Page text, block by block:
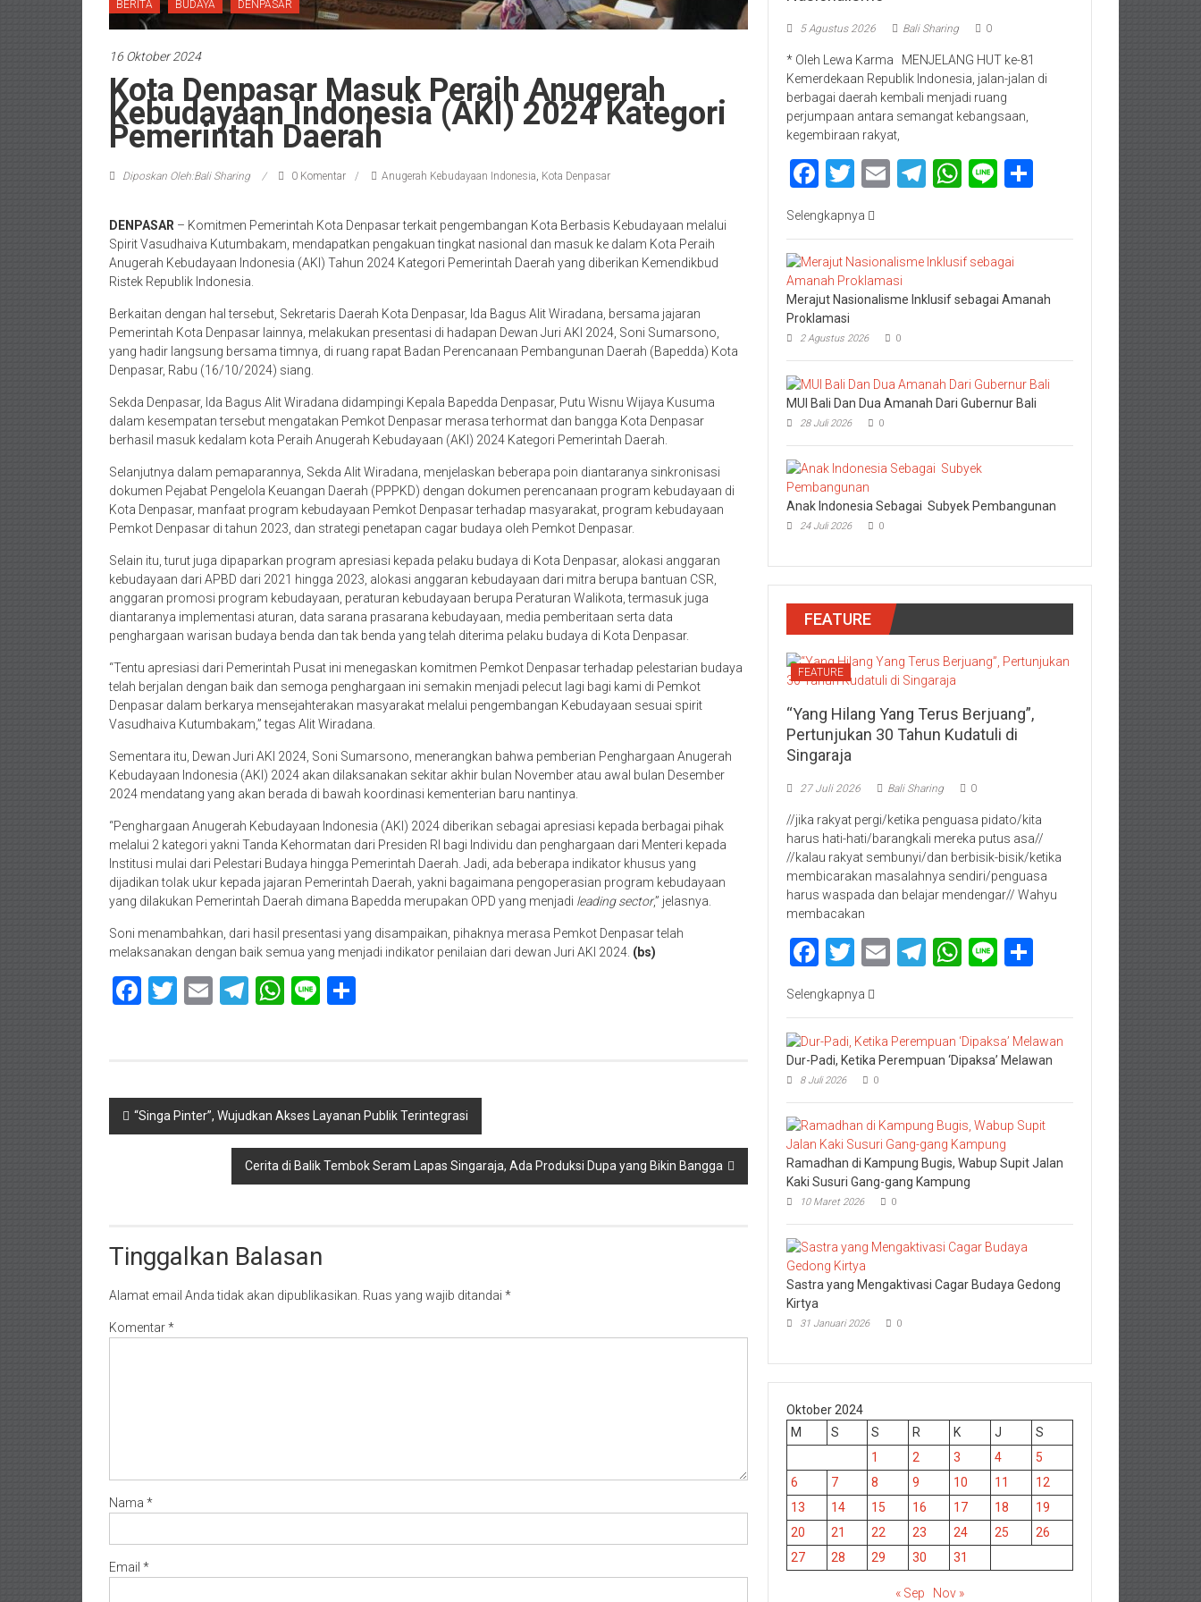
BERITA BUDAYA DENPASAR
16 Oktober 2024
Kota Denpasar Masuk Peraih Anugerah
Kebudayaan Indonesia (AKI) 2024 Kategori
Pemerintah Daerah
Diposkan Oleh:Bali Sharing 0 Komentar Anugerah Kebudayaan Indonesia, Kota Denpasar
DENPASAR – Komitmen Pemerintah Kota Denpasar terkait pengembangan Kota Berbasis Kebudayaan melalui
Spirit Vasudhaiva Kutumbakam, mendapatkan pengakuan tingkat nasional dan masuk ke dalam Kota Peraih
Anugerah Kebudayaan Indonesia (AKI) Tahun 2024 Kategori Pemerintah Daerah yang diberikan Kemendikbud
Ristek Republik Indonesia.
Berkaitan dengan hal tersebut, Sekretaris Daerah Kota Denpasar, Ida Bagus Alit Wiradana, bersama jajaran
Pemerintah Kota Denpasar lainnya, melakukan presentasi di hadapan Dewan Juri AKI 2024, Soni Sumarsono,
yang hadir langsung bersama timnya, di ruang rapat Badan Perencanaan Pembangunan Daerah (Bapedda) Kota
Denpasar, Rabu (16/10/2024) siang.
Sekda Denpasar, Ida Bagus Alit Wiradana didampingi Kepala Bapedda Denpasar, Putu Wisnu Wijaya Kusuma
dalam kesempatan tersebut mengatakan Pemkot Denpasar merasa terhormat dan bangga Kota Denpasar
berhasil masuk kedalam kota Peraih Anugerah Kebudayaan (AKI) 2024 Kategori Pemerintah Daerah.
Selanjutnya dalam pemaparannya, Sekda Alit Wiradana, menjelaskan beberapa poin diantaranya sinkronisasi
dokumen Pejabat Pengelola Keuangan Daerah (PPPKD) dengan dokumen perencanaan program kebudayaan di
Kota Denpasar, manfaat program kebudayaan Pemkot Denpasar terhadap masyarakat, program kebudayaan
Pemkot Denpasar di tahun 2023, dan strategi penetapan cagar budaya oleh Pemkot Denpasar.
Selain itu, turut juga dipaparkan program apresiasi kepada pelaku budaya di Kota Denpasar, alokasi anggaran
kebudayaan dari APBD dari 2021 hingga 2023, alokasi anggaran kebudayaan dari mitra berupa bantuan CSR,
anggaran promosi program kebudayaan, peraturan kebudayaan berupa Peraturan Walikota, termasuk juga
diantaranya implementasi aturan, data sarana prasarana kebudayaan, media pemberitaan serta data
penghargaan warisan budaya benda dan tak benda yang telah diterima pelaku budaya di Kota Denpasar.
“Tentu apresiasi dari Pemerintah Pusat ini menegaskan komitmen Pemkot Denpasar terhadap pelestarian budaya
telah berjalan dengan baik dan semoga penghargaan ini semakin menjadi pelecut lagi bagi kami di Pemkot
Denpasar dalam berkarya mensejahterakan masyarakat melalui pengembangan Kebudayaan sesuai spirit
Vasudhaiva Kutumbakam,” tegas Alit Wiradana.
Sementara itu, Dewan Juri AKI 2024, Soni Sumarsono, menerangkan bahwa pemberian Penghargaan Anugerah
Kebudayaan Indonesia (AKI) 2024 akan dilaksanakan sekitar akhir bulan November atau awal bulan Desember
2024 mendatang yang akan berada di bawah koordinasi kementerian baru nantinya.
“Penghargaan Anugerah Kebudayaan Indonesia (AKI) 2024 diberikan sebagai apresiasi kepada berbagai pihak
melalui 2 kategori yakni Tanda Kehormatan dari Presiden RI bagi Individu dan penghargaan dari Menteri kepada
Institusi mulai dari Pelestari Budaya hingga Pemerintah Daerah. Jadi, ada beberapa indikator khusus yang
dijadikan tolak ukur kepada jajaran Pemerintah Daerah, yakni bagaimana pengoperasian program kebudayaan
yang dilakukan Pemerintah Daerah dimana Bapedda merupakan OPD yang menjadi leading sector,” jelasnya.
Soni menambahkan, dari hasil presentasi yang disampaikan, pihaknya merasa Pemkot Denpasar telah
melaksanakan dengan baik semua yang menjadi indikator penilaian dari dewan Juri AKI 2024. (bs)
Facebook
Twitter
EmailTelegram
WhatsApp
Line
Navigasi
pos
“Singa Pinter”, Wujudkan Akses Layanan Publik Terintegrasi
Cerita di Balik Tembok Seram Lapas Singaraja, Ada Produksi Dupa yang Bikin Bangga
Tinggalkan Balasan
Alamat email Anda tidak akan dipublikasikan. Ruas yang wajib ditandai *
Komentar*
Nama *
Email *
5 Agustus 2026 Bali Sharing 0
* Oleh Lewa Karma MENJELANG HUT ke-81
Kemerdekaan Republik Indonesia, jalan-jalan di
berbagai daerah kembali menjadi ruang
perjumpaan antara semangat kebangsaan,
kegembiraan rakyat,
Facebook
Twitter
EmailTelegram
WhatsApp
Line
Selengkapnya
Merajut Nasionalisme Inklusif sebagai Amanah
Proklamasi
2 Agustus 2026 0
MUI Bali Dan Dua Amanah Dari Gubernur Bali
28 Juli 2026 0
Anak Indonesia Sebagai Subyek Pembangunan
24 Juli 2026 0
FEATURE
FEATURE
“Yang Hilang Yang Terus Berjuang”,
Pertunjukan 30 Tahun Kudatuli di
Singaraja
27 Juli 2026 Bali Sharing 0
//jika rakyat pergi/ketika penguasa pidato/kita
harus hati-hati/barangkali mereka putus asa//
//kalau rakyat sembunyi/dan berbisik-bisik/ketika
membicarakan masalahnya sendiri/penguasa
harus waspada dan belajar mendengar// Wahyu
membacakan
Facebook
Twitter
EmailTelegram
WhatsApp
Line
Selengkapnya
Dur-Padi, Ketika Perempuan ‘Dipaksa’ Melawan
8 Juli 2026 0
Ramadhan di Kampung Bugis, Wabup Supit Jalan
Kaki Susuri Gang-gang Kampung
10 Maret 2026 0
Sastra yang Mengaktivasi Cagar Budaya Gedong
Kirtya
31 Januari 2026 0
Oktober 2024
M
S S R K J
S
1
2 3 4
5
6
7 8 9 10 11
12
13
14 15 16 17 18
19
20
21 22 23 24 25
26
27
28 29 30 31
« Sep Nov »